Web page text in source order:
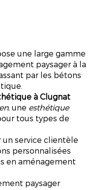
une large gamme
paysager à la
par les bétons
à Clugnat
, une esthétique
tous types de
service clientèle
personnalisées
en aménagement
paysager